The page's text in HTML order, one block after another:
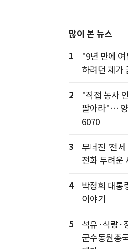
많이 본 뉴스
1
"9년 만에
하려던 제가
2
"직접 농사
팔아라"… 양
6070
3
무너진 '전
전화 두려운
4
박정희 대통
이야기
5
석유·식량·
군수동원총